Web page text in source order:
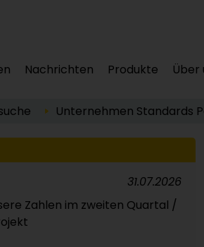
Nachrichten Produkte Über
Unternehmen Standards
Zahlen im zweiten Quartal /
31.07.2026